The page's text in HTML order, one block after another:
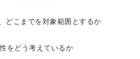
どこまでを対象範囲とするか
をどう考えているか